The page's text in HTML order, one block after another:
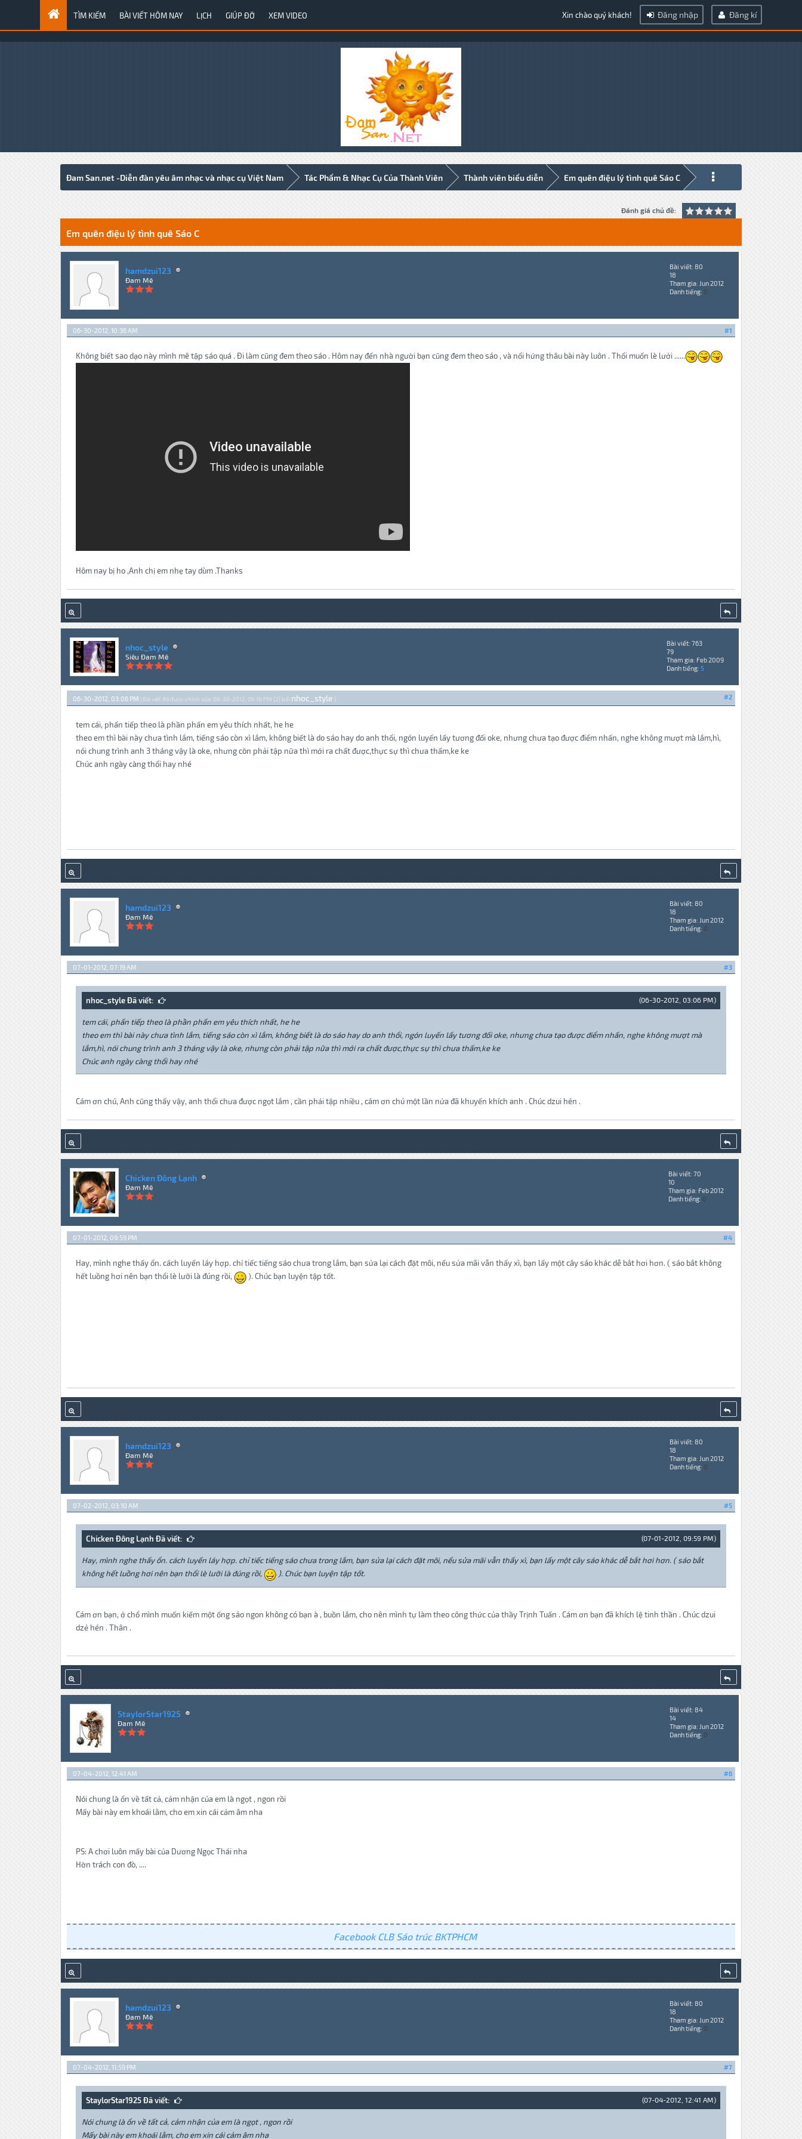
TÌM KIẾM BÀI VIẾT HÔM NAY LỊCH GIÚP ĐỠ XEM VIDEO Xin chào quý khách! Đăng nhập Đăng kí
Đam San.net -Diễn đàn yêu âm nhạc và nhạc cụ Việt Nam Tác Phẩm & Nhạc Cụ Của Thành Viên Thành viên biểu diễn Em quên điệu lý tình quê Sáo C
Đánh giá chủ đề:
0 Votes - 0 Average
1
2
3
4
5
Em quên điệu lý tình quê Sáo C
hamdzui123
Đam Mê
Bài viết: 80
18
Tham gia: Jun 2012
Danh tiếng: 0
#1
06-30-2012, 10:36 AM
Không biết sao dạo này mình mê tập sáo quá . Đi làm cũng đem theo sáo . Hôm nay đến nhà người bạn cũng đem theo sáo , và nổi hứng thâu bài này luôn . Thổi muốn lè lưởi ......
Hôm nay bị ho ,Anh chị em nhẹ tay dùm .Thanks
nhoc_style
Siêu Đam Mê
Bài viết: 763
79
Tham gia: Feb 2009
Danh tiếng: 5
#2
06-30-2012, 03:06 PM (Bài viết đã được chỉnh sửa: 06-30-2012, 06:16 PM {2} bởi nhoc_style .)
tem cái, phấn tiếp theo là phần phấn em yêu thích nhất, he he
theo em thì bài này chưa tình lắm, tiếng sáo còn xì lắm, không biết là do sáo hay do anh thổi, ngón luyến lấy tương đối oke, nhưng chưa tạo được điểm nhấn, nghe không mượt mà lắm,hì,
nói chung trình anh 3 tháng vậy là oke, nhưng còn phải tập nữa thì mới ra chất được,thực sự thì chưa thấm,ke ke
Chúc anh ngày càng thổi hay nhé
hamdzui123
Đam Mê
Bài viết: 80
18
Tham gia: Jun 2012
Danh tiếng: 0
#3
07-01-2012, 07:19 AM
(06-30-2012, 03:06 PM)
nhoc_style Đã viết:
tem cái, phấn tiếp theo là phần phấn em yêu thích nhất, he he
theo em thì bài này chưa tình lắm, tiếng sáo còn xì lắm, không biết là do sáo hay do anh thổi, ngón luyến lấy tương đối oke, nhưng chưa tạo được điểm nhấn, nghe không mượt mà
lắm,hì, nói chung trình anh 3 tháng vậy là oke, nhưng còn phải tập nữa thì mới ra chất được,thực sự thì chưa thấm,ke ke
Chúc anh ngày càng thổi hay nhé
Cám ơn chú, Anh cũng thấy vậy, anh thổi chưa được ngọt lắm , cần phải tập nhiều , cám ơn chú một lần nửa đã khuyến khích anh . Chúc dzui hén .
Chicken Đông Lạnh
Đam Mê
Bài viết: 70
10
Tham gia: Feb 2012
Danh tiếng: 0
#4
07-01-2012, 09:59 PM
Hay, mình nghe thấy ổn. cách luyến láy hợp. chỉ tiếc tiếng sáo chưa trong lắm, bạn sửa lại cách đặt môi, nếu sửa mãi vẫn thấy xì, bạn lấy một cây sáo khác dễ bắt hơi hơn. ( sáo bắt không
hết luồng hơi nên bạn thổi lè lưỡi là đúng rồi,
). Chúc bạn luyện tập tốt.
hamdzui123
Đam Mê
Bài viết: 80
18
Tham gia: Jun 2012
Danh tiếng: 0
#5
07-02-2012, 03:10 AM
(07-01-2012, 09:59 PM)
Chicken Đông Lạnh Đã viết:
Hay, mình nghe thấy ổn. cách luyến láy hợp. chỉ tiếc tiếng sáo chưa trong lắm, bạn sửa lại cách đặt môi, nếu sửa mãi vẫn thấy xì, bạn lấy một cây sáo khác dễ bắt hơi hơn. ( sáo bắt
không hết luồng hơi nên bạn thổi lè lưỡi là đúng rồi,
). Chúc bạn luyện tập tốt.
Cám ơn bạn, ở chổ mình muốn kiếm một ống sáo ngon không có bạn à , buồn lắm, cho nên mình tự làm theo công thức của thầy Trịnh Tuấn . Cám ơn bạn đã khích lệ tinh thần . Chúc dzui
dzẻ hén . Thân .
StaylorStar1925
Đam Mê
Bài viết: 84
14
Tham gia: Jun 2012
Danh tiếng: 0
#6
07-04-2012, 12:41 AM
Nói chung là ổn về tất cả, cảm nhận của em là ngọt , ngon rồi
Mấy bài này em khoái lằm, cho em xin cái cảm âm nha
PS: A chơi luôn mấy bài của Dương Ngọc Thái nha
Hờn trách con đò, ....
Facebook CLB Sáo trúc BKTPHCM
hamdzui123
Đam Mê
Bài viết: 80
18
Tham gia: Jun 2012
Danh tiếng: 0
#7
07-04-2012, 11:59 PM
(07-04-2012, 12:41 AM)
StaylorStar1925 Đã viết:
Nói chung là ổn về tất cả, cảm nhận của em là ngọt , ngon rồi
Mấy bài này em khoái lằm, cho em xin cái cảm âm nha